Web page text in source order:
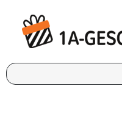
Hauptinhalt
springen
Ich
suche